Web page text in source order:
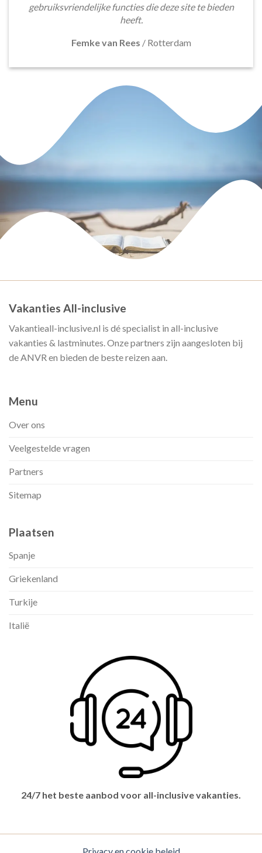
gebruiksvriendelijke functies die deze site te bieden
heeft.
Femke van Rees / Rotterdam
Vakanties All-inclusive
Vakantieall-inclusive.nl is dé specialist in all-inclusive
vakanties & lastminutes. Onze partners zijn aangesloten bij
de ANVR en bieden de beste reizen aan.
Menu
Over ons
Veelgestelde vragen
Partners
Sitemap
Plaatsen
Spanje
Griekenland
Turkije
Italië
24/7 het beste aanbod voor all-inclusive vakanties.